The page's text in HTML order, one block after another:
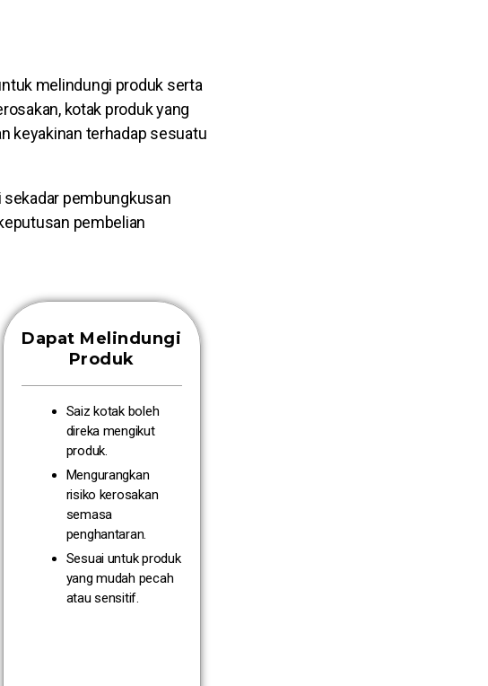
melindungi produk serta
kotak produk yang
keyakinan terhadap sesuatu
sekadar pembungkusan
pembelian
Dapat Melindungi
Produk
Saiz kotak boleh
direka mengikut
produk.
Mengurangkan
risiko kerosakan
semasa
penghantaran.
Sesuai untuk produk
yang mudah pecah
atau sensitif.